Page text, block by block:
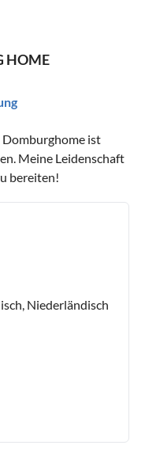
HOME
ist
Meine Leidenschaft
bereiten!
Niederländisch